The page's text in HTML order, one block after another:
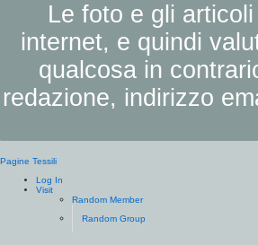
Le foto e gli
internet, e quindi
qualcosa in
redazione, indirizzo
Pagine Tessili
Log In
Visit
Random Member
Random Group